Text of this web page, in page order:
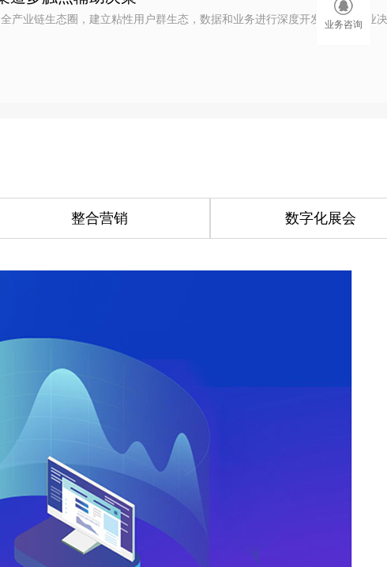
产业链生态圈，建立粘性用户群生态，数据和业务进行深度开发，辅助企业
整合营销 数字化展会
业务咨询